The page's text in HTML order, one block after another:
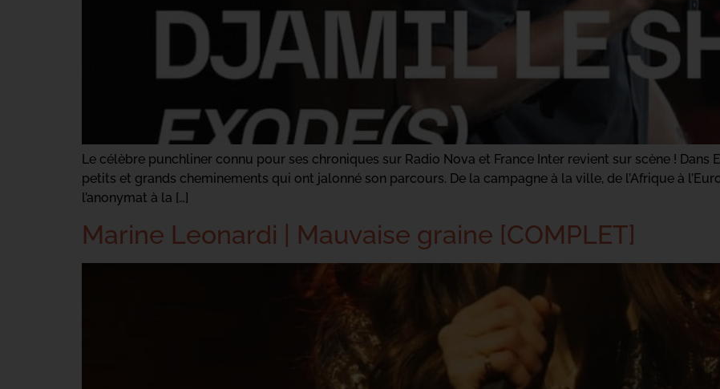
Le célèbre punchliner connu pour ses chroniques sur Radio Nova et France Inter revient sur scène !
petits et grands cheminements qui ont jalonné son parcours. De la campagne à la ville, de l’Afrique à
l’anonymat à la […]
Marine Leonardi | Mauvaise graine [COMPLET]